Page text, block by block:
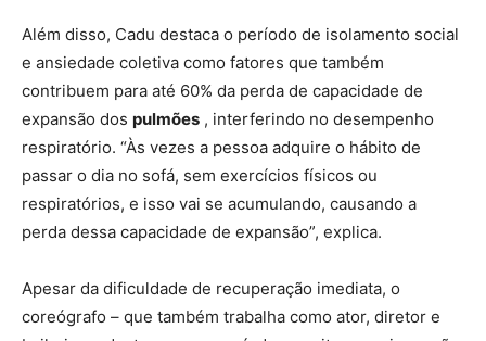
Além disso, Cadu destaca o período de isolamento social
e ansiedade coletiva como fatores que também
contribuem para até 60% da perda de capacidade de
expansão dos pulmões , interferindo no desempenho
respiratório. “Às vezes a pessoa adquire o hábito de
passar o dia no sofá, sem exercícios físicos ou
respiratórios, e isso vai se acumulando, causando a
perda dessa capacidade de expansão”, explica.
Apesar da dificuldade de recuperação imediata, o
coreógrafo – que também trabalha como ator, diretor e